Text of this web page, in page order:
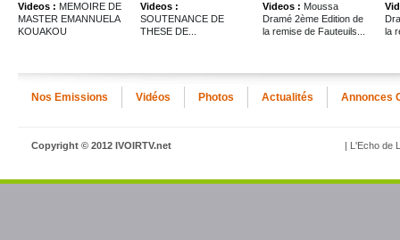
Videos : MEMOIRE DE
MASTER EMANNUELA
KOUAKOU
Videos :
SOUTENANCE DE
THESE DE...
Videos : Moussa
Dramé 2ème Edition de
la remise de Fauteuils...
la
Nos Emissions Vidéos Photos Actualités Annonces
Copyright © 2012 IVOIRTV.net | L'Echo de